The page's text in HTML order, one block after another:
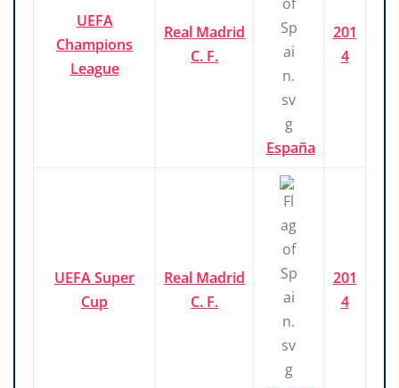
UEFA
Champions
League
Real Madrid
C. F.
España
201
4
UEFA Super
Cup
Real Madrid
C. F.
201
4